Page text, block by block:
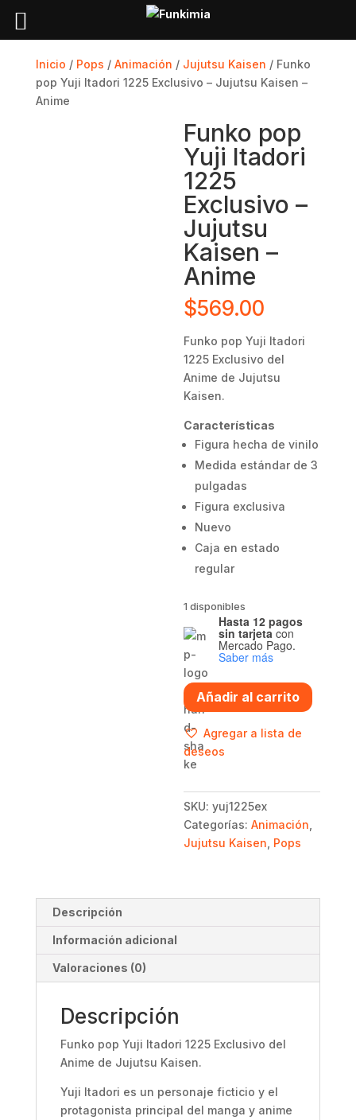
Inicio / Pops / Animación / Jujutsu Kaisen / Funko
pop Yuji Itadori 1225 Exclusivo – Jujutsu Kaisen –
Anime
Funko pop
Yuji Itadori
1225
Exclusivo –
Jujutsu
Kaisen –
Anime
$569.00
Funko pop Yuji Itadori
1225 Exclusivo del
Anime de Jujutsu
Kaisen.
Características
Figura hecha de vinilo
Medida estándar de 3
pulgadas
Figura exclusiva
Nuevo
Caja en estado
regular
1 disponibles
Hasta 12 pagos
sin tarjeta con
Mercado Pago.
Saber más
Funko
pop
Yuji
Itadori
1225
-
Jujutsu
Kaisen
Añadir al carrito
Agregar a lista de
deseos
SKU:yuj1225ex
Categorías:Animación
Jujutsu Kaisen Pops
Descripción
Información adicional
Valoraciones (0)
Descripción
Funko pop Yuji Itadori 1225 Exclusivo del
Anime de Jujutsu Kaisen.
Yuji Itadori es un personaje ficticio y el
protagonista principal del manga y anime